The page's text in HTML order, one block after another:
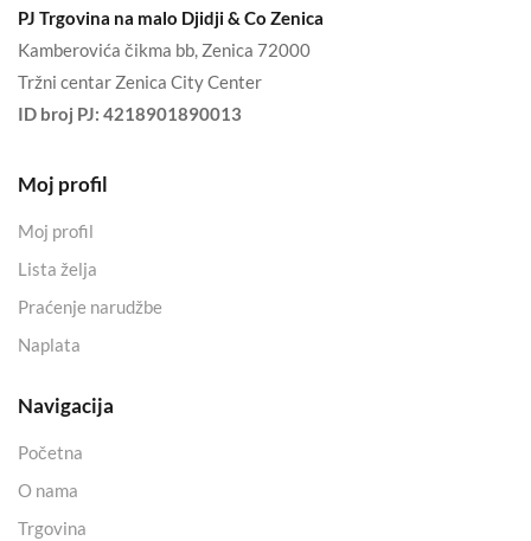
PJ Trgovina na malo Djidji & Co Zenica
Kamberovića čikma bb, Zenica 72000
Tržni centar Zenica City Center
ID broj PJ: 4218901890013
Moj profil
Moj profil
Lista želja
Praćenje narudžbe
Naplata
Navigacija
Početna
O nama
Trgovina